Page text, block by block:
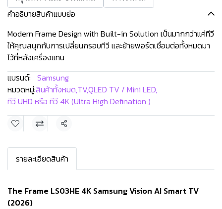
คำอธิบายสินค้าแบบย่อ
Modern Frame Design with Built-in Solution เป็นมากกว่าแค่ทีวี
ให้คุณสนุกกับการเปลี่ยนกรอบทีวี และย้ายพอร์ตเชื่อมต่อทั้งหมดมา
ไว้ที่หลังเครื่องแทน
แบรนด์: Samsung
หมวดหมู่:สินค้าทั้งหมด,TV,QLED TV / Mini LED,
ทีวี UHD หรือ ทีวี 4K (Ultra High Defination )
แชร์
รายละเอียดสินค้า
The Frame LS03HE 4K Samsung Vision AI Smart TV
(2026)